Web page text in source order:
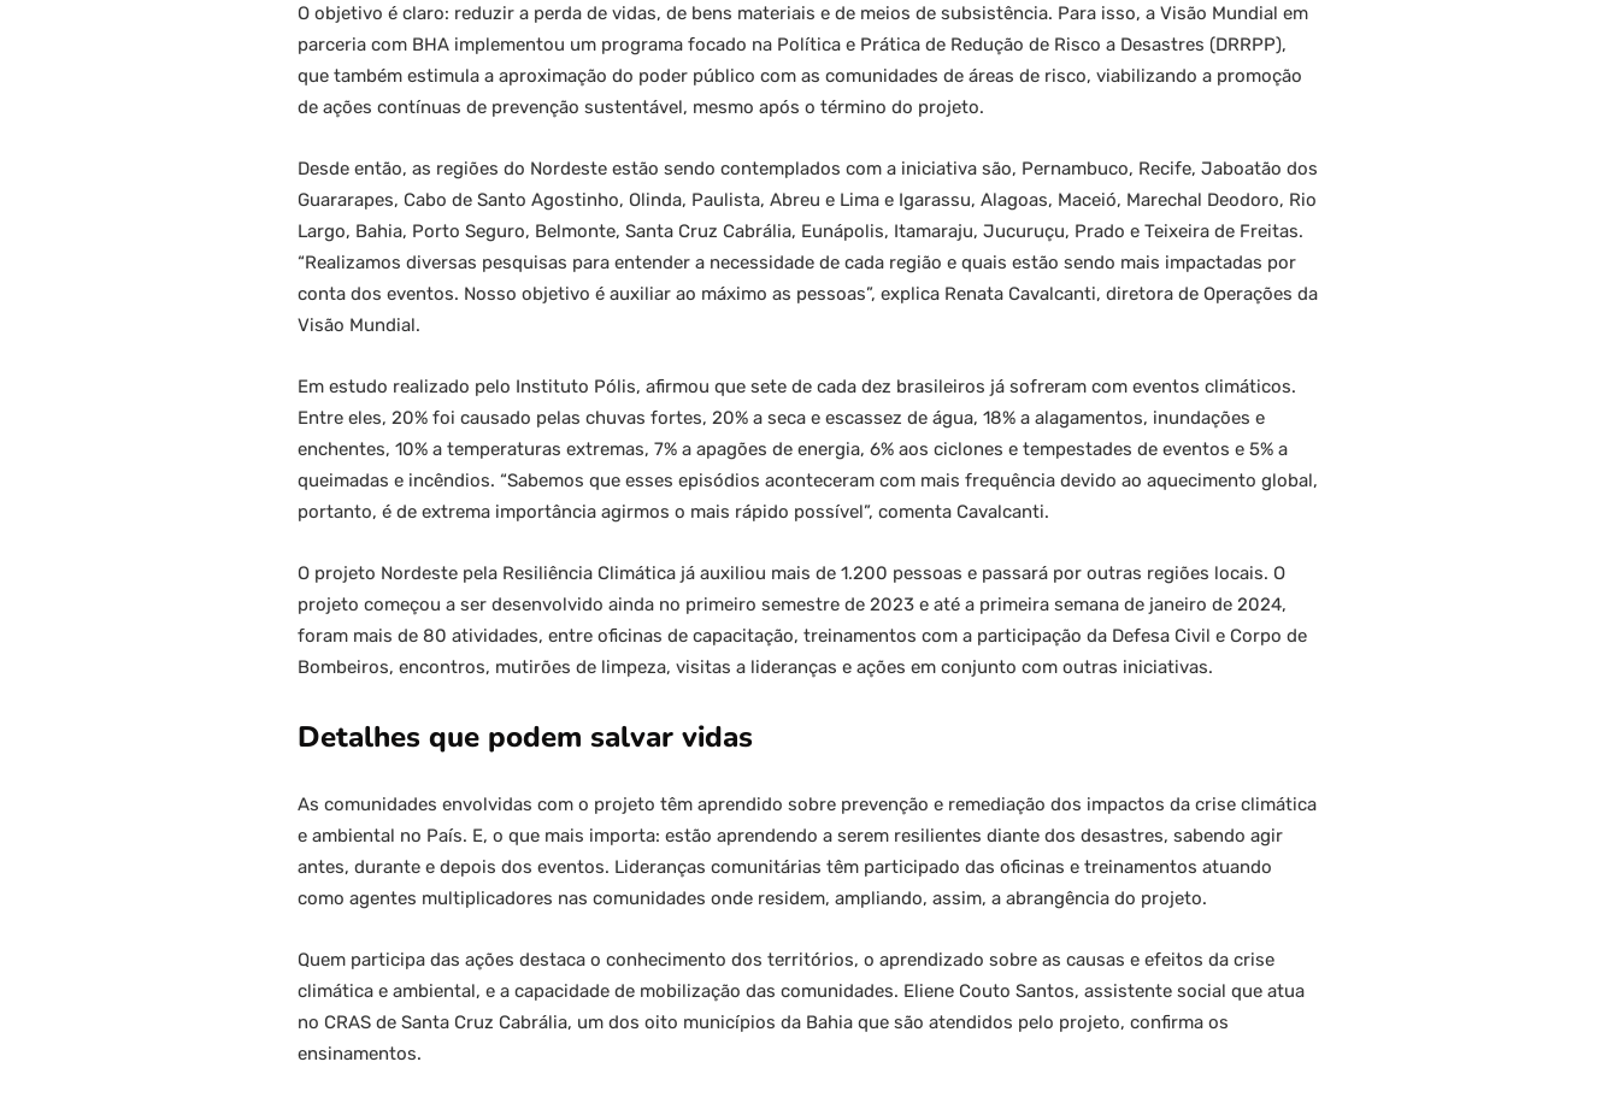
O objetivo é claro: reduzir a perda de vidas, de bens materiais e de meios de subsistência. Para isso, a Visão Mundial em
parceria com BHA implementou um programa focado na Política e Prática de Redução de Risco a Desastres (DRRPP),
que também estimula a aproximação do poder público com as comunidades de áreas de risco, viabilizando a promoção
de ações contínuas de prevenção sustentável, mesmo após o término do projeto.
Desde então, as regiões do Nordeste estão sendo contemplados com a iniciativa são, Pernambuco, Recife, Jaboatão dos
Guararapes, Cabo de Santo Agostinho, Olinda, Paulista, Abreu e Lima e Igarassu, Alagoas, Maceió, Marechal Deodoro, Rio
Largo, Bahia, Porto Seguro, Belmonte, Santa Cruz Cabrália, Eunápolis, Itamaraju, Jucuruçu, Prado e Teixeira de Freitas.
“Realizamos diversas pesquisas para entender a necessidade de cada região e quais estão sendo mais impactadas por
conta dos eventos. Nosso objetivo é auxiliar ao máximo as pessoas”, explica Renata Cavalcanti, diretora de Operações da
Visão Mundial.
Em estudo realizado pelo Instituto Pólis, afirmou que sete de cada dez brasileiros já sofreram com eventos climáticos.
Entre eles, 20% foi causado pelas chuvas fortes, 20% a seca e escassez de água, 18% a alagamentos, inundações e
enchentes, 10% a temperaturas extremas, 7% a apagões de energia, 6% aos ciclones e tempestades de eventos e 5% a
queimadas e incêndios. “Sabemos que esses episódios aconteceram com mais frequência devido ao aquecimento global,
portanto, é de extrema importância agirmos o mais rápido possível”, comenta Cavalcanti.
O projeto Nordeste pela Resiliência Climática já auxiliou mais de 1.200 pessoas e passará por outras regiões locais. O
projeto começou a ser desenvolvido ainda no primeiro semestre de 2023 e até a primeira semana de janeiro de 2024,
foram mais de 80 atividades, entre oficinas de capacitação, treinamentos com a participação da Defesa Civil e Corpo de
Bombeiros, encontros, mutirões de limpeza, visitas a lideranças e ações em conjunto com outras iniciativas.
Detalhes que podem salvar vidas
As comunidades envolvidas com o projeto têm aprendido sobre prevenção e remediação dos impactos da crise climática
e ambiental no País. E, o que mais importa: estão aprendendo a serem resilientes diante dos desastres, sabendo agir
antes, durante e depois dos eventos. Lideranças comunitárias têm participado das oficinas e treinamentos atuando
como agentes multiplicadores nas comunidades onde residem, ampliando, assim, a abrangência do projeto.
Quem participa das ações destaca o conhecimento dos territórios, o aprendizado sobre as causas e efeitos da crise
climática e ambiental, e a capacidade de mobilização das comunidades. Eliene Couto Santos, assistente social que atua
no CRAS de Santa Cruz Cabrália, um dos oito municípios da Bahia que são atendidos pelo projeto, confirma os
ensinamentos.